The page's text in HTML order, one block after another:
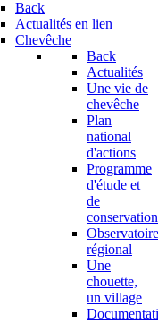
Back
Actualités en lien
Chevêche
Back
Actualités
Une vie de
chevêche
Plan
national
d'actions
Programme
d'étude et
de
conservation
Observatoire
régional
Une
chouette,
un village